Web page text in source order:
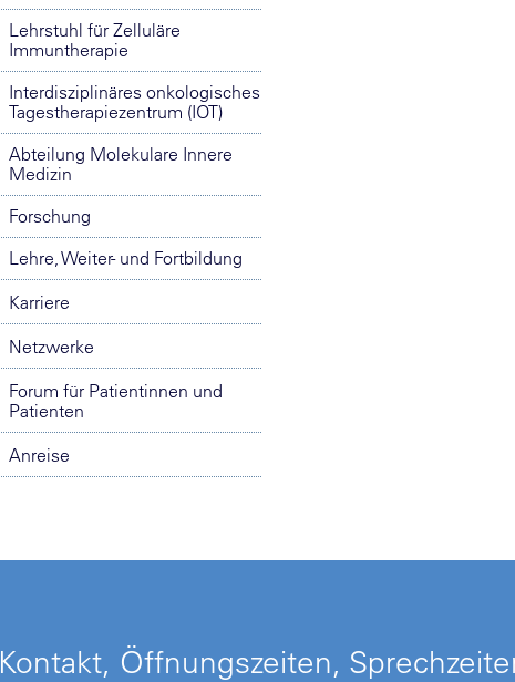
Lehrstuhl für Zelluläre
Immuntherapie
Interdisziplinäres onkologisches
Tagestherapiezentrum (IOT)
Abteilung Molekulare Innere
Medizin
Forschung
Lehre, Weiter- und Fortbildung
Karriere
Netzwerke
Forum für Patientinnen und
Patienten
Anreise
Kontakt, Öffnungszeiten,